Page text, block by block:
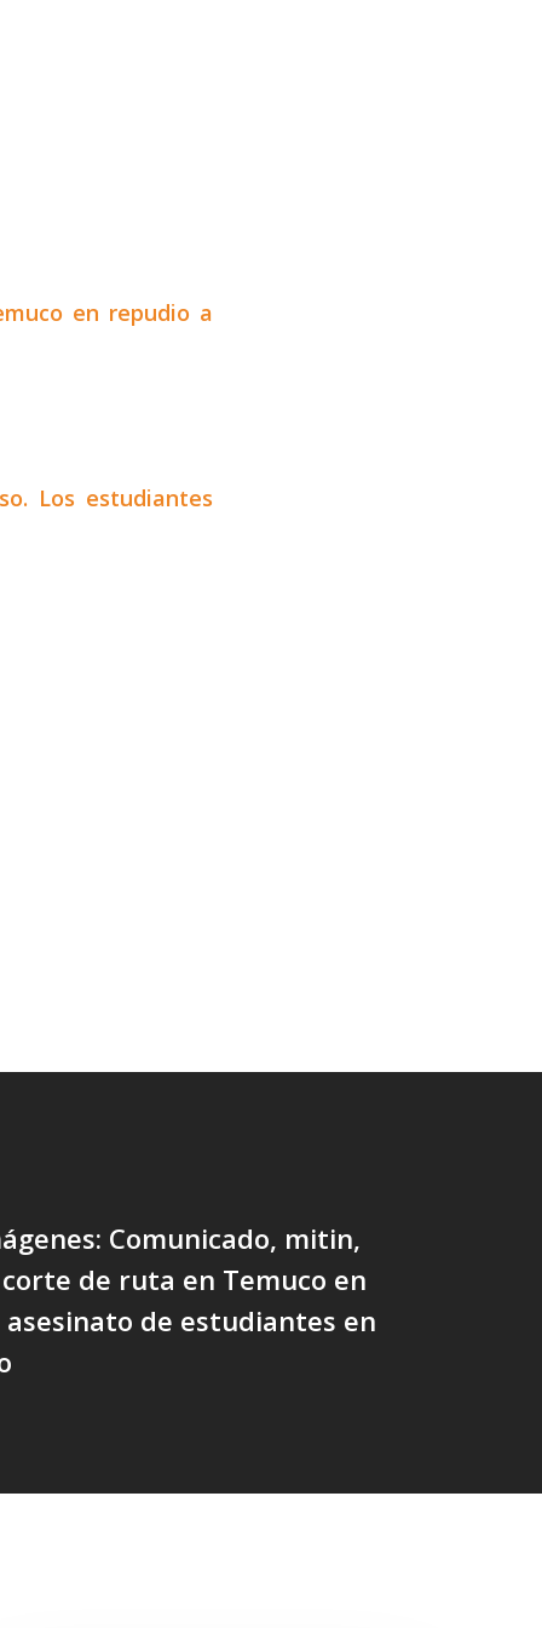
en repudio a
Los estudiantes
Comunicado, mitin,
de ruta en Temuco en
de estudiantes en